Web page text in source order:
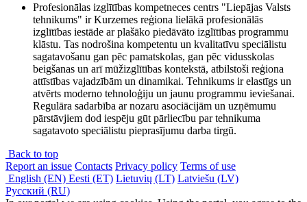
Profesionālas izglītības kompetneces centrs "Liepājas Valsts
tehnikums" ir Kurzemes reģiona lielākā profesionālās
izglītības iestāde ar plašāko piedāvāto izglītības programmu
klāstu. Tas nodrošina kompetentu un kvalitatīvu speciālistu
sagatavošanu gan pēc pamatskolas, gan pēc vidusskolas
beigšanas un arī mūžizglītības kontekstā, atbilstoši reģiona
attīstības vajadzībām un dinamikai. Tehnikums ir elastīgs un
atvērts moderno tehnoloģiju un jaunu programmu ieviešanai.
Regulāra sadarbība ar nozaru asociācijām un uzņēmumu
pārstāvjiem dod iespēju gūt pārliecību par tehnikuma
sagatavoto speciālistu pieprasījumu darba tirgū.
Back to top
Report an issue Contacts Privacy policy Terms of use
English (EN) Eesti (ET) Lietuvių (LT) Latviešu (LV)
Русский (RU)